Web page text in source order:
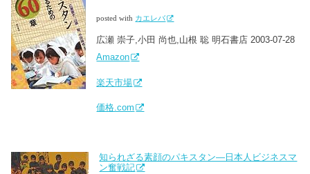
posted with カエレバ
広瀬 崇子,小田 尚也,山根 聡 明石書店 2003-07-28
Amazon
楽天市場
価格.com
知られざる素顔のパキスタン―日本人ビジネスマ
ン奮戦記